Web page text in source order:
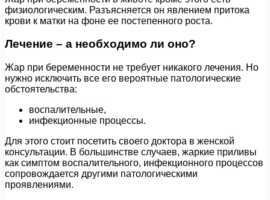
физиологическим. Разъясняется он явлением притока
крови к матки на фоне ее постепенного роста.
Лечение – а необходимо ли оно?
Жар при беременности не требует никакого лечения. Но
нужно исключить все его вероятные патологические
обстоятельства:
воспалительные,
инфекционные процессы.
Для этого стоит посетить своего доктора в женской
консультации. В большинстве случаев, жаркие приливы
как симптом воспалительного, инфекционного процессов
сопровождается другими патологическими
проявлениями.